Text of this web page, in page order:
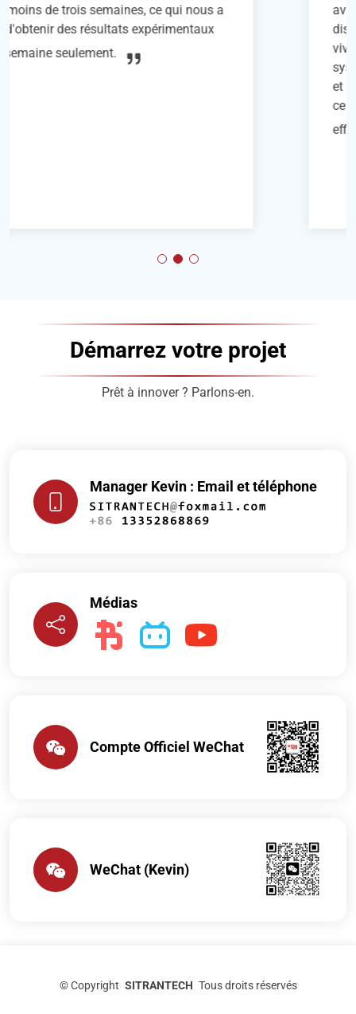
avec le tapis roulant pour souris (version
disque) dans nos expériences d'imagerie in
vivo biphotonique avec des souris éveillées. Le
système est convivial, permettant un montage
Démarrez votre projet
Prêt à innover ? Parlons-en.
Manager Kevin : Email et téléphone
Médias
Compte Officiel WeChat
WeChat (Kevin)
©Copyright SITRANTECH Tous droits réservés